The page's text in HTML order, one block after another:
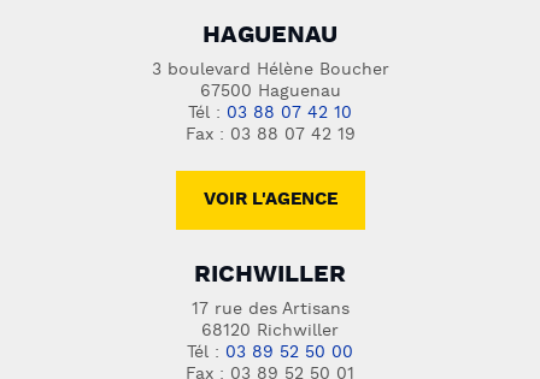
HAGUENAU
3 boulevard Hélène Boucher
67500 Haguenau
Tél : 03 88 07 42 10
Fax : 03 88 07 42 19
VOIR L'AGENCE
RICHWILLER
17 rue des Artisans
68120 Richwiller
Tél : 03 89 52 50 00